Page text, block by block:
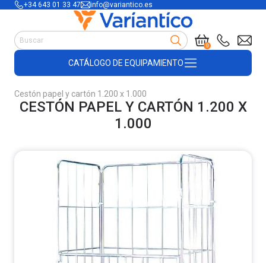
+34 643 01 33 47 info@variantico.es
0
CATÁLOGO DE EQUIPAMIENTO
Accesorios para carretillas
Útiles de almacén
Productos de plástico y madera
Encofrado
Cestón papel y cartón 1.200 x 1.000
CESTÓN PAPEL Y CARTÓN 1.200 X
1.000